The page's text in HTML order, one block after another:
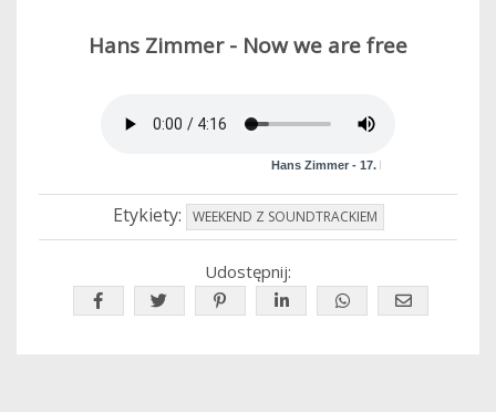
Hans Zimmer - Now we are free
Etykiety: WEEKEND Z SOUNDTRACKIEM
Udostępnij: